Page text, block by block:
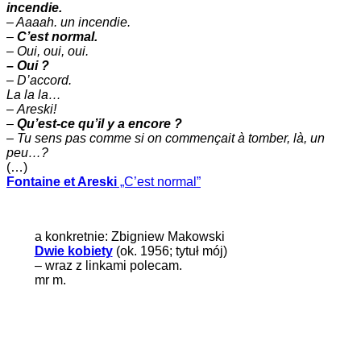
incendie.
– Aaaah. un incendie.
– C’est normal.
– Oui, oui, oui.
– Oui ?
– D’accord.
La la la…
– Areski!
– Qu’est-ce qu’il y a encore ?
– Tu sens pas comme si on commençait à tomber, là, un
peu…?
(…)
Fontaine et Areski „C’est normal”
a konkretnie: Zbigniew Makowski
Dwie kobiety(ok. 1956; tytuł mój)
– wraz z linkami polecam.
mr m.